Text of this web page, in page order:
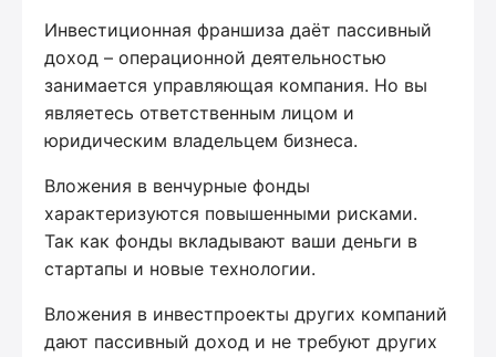
Инвестиционная франшиза даёт пассивный
доход – операционной деятельностью
занимается управляющая компания. Но вы
являетесь ответственным лицом и
юридическим владельцем бизнеса.
Вложения в венчурные фонды
характеризуются повышенными рисками.
Так как фонды вкладывают ваши деньги в
стартапы и новые технологии.
Вложения в инвестпроекты других компаний
дают пассивный доход и не требуют других